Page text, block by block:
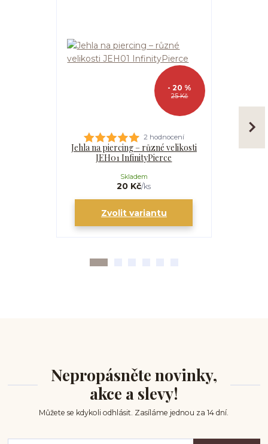
25 Kč
- 20 %
2 hodnocení
Jehla na piercing – různé velikosti
JEH01 InfinityPierce
20 Kč/ks
Skladem
Zvolit variantu
Nepropásněte novinky,
akce a slevy!
Můžete se kdykoli odhlásit. Zasíláme jednou za 14 dní.